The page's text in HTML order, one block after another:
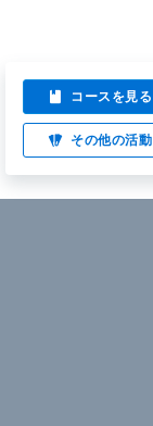
コースを見る
その他の活動